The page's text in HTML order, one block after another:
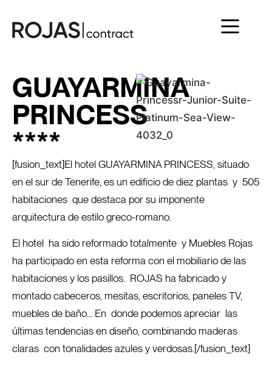
GUAYARMINA
PRINCESS
****
[fusion_text]El hotel GUAYARMINA PRINCESS, situado
en el sur de Tenerife, es un edificio de diez plantas y 505
habitaciones que destaca por su imponente
arquitectura de estilo greco-romano.
El hotel ha sido reformado totalmente y Muebles Rojas
ha participado en esta reforma con el mobiliario de las
habitaciones y los pasillos. ROJAS ha fabricado y
montado cabeceros, mesitas, escritorios, paneles TV,
muebles de baño… En donde podemos apreciar las
últimas tendencias en diseño, combinando maderas
claras con tonalidades azules y verdosas.[/fusion_text]